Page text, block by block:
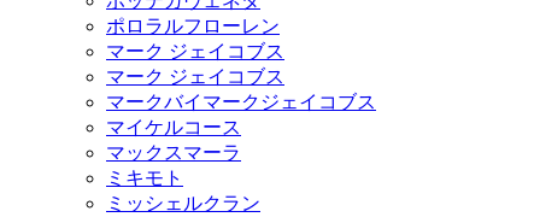
ポロラルフローレン
マーク ジェイコブス
マーク ジェイコブス
マークバイマークジェイコブス
マイケルコース
マックスマーラ
ミキモト
ミッシェルクラン